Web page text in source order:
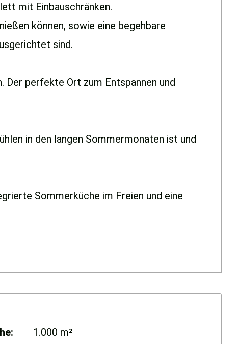
mit Einbauschränken.
können, sowie eine begehbare
sind.
Der perfekte Ort zum Entspannen und
in den langen Sommermonaten ist und
Sommerküche im Freien und eine
1.000 m²